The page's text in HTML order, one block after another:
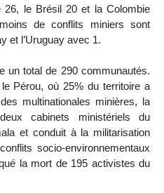
26, le Brésil 20 et la Colombie
de conflits miniers sont
et l’Uruguay avec 1.
un total de 290 communautés.
Pérou, où 25% du territoire a
multinationales minières, la
cabinets ministériels du
et conduit à la militarisation
socio-environnementaux
la mort de 195 activistes du